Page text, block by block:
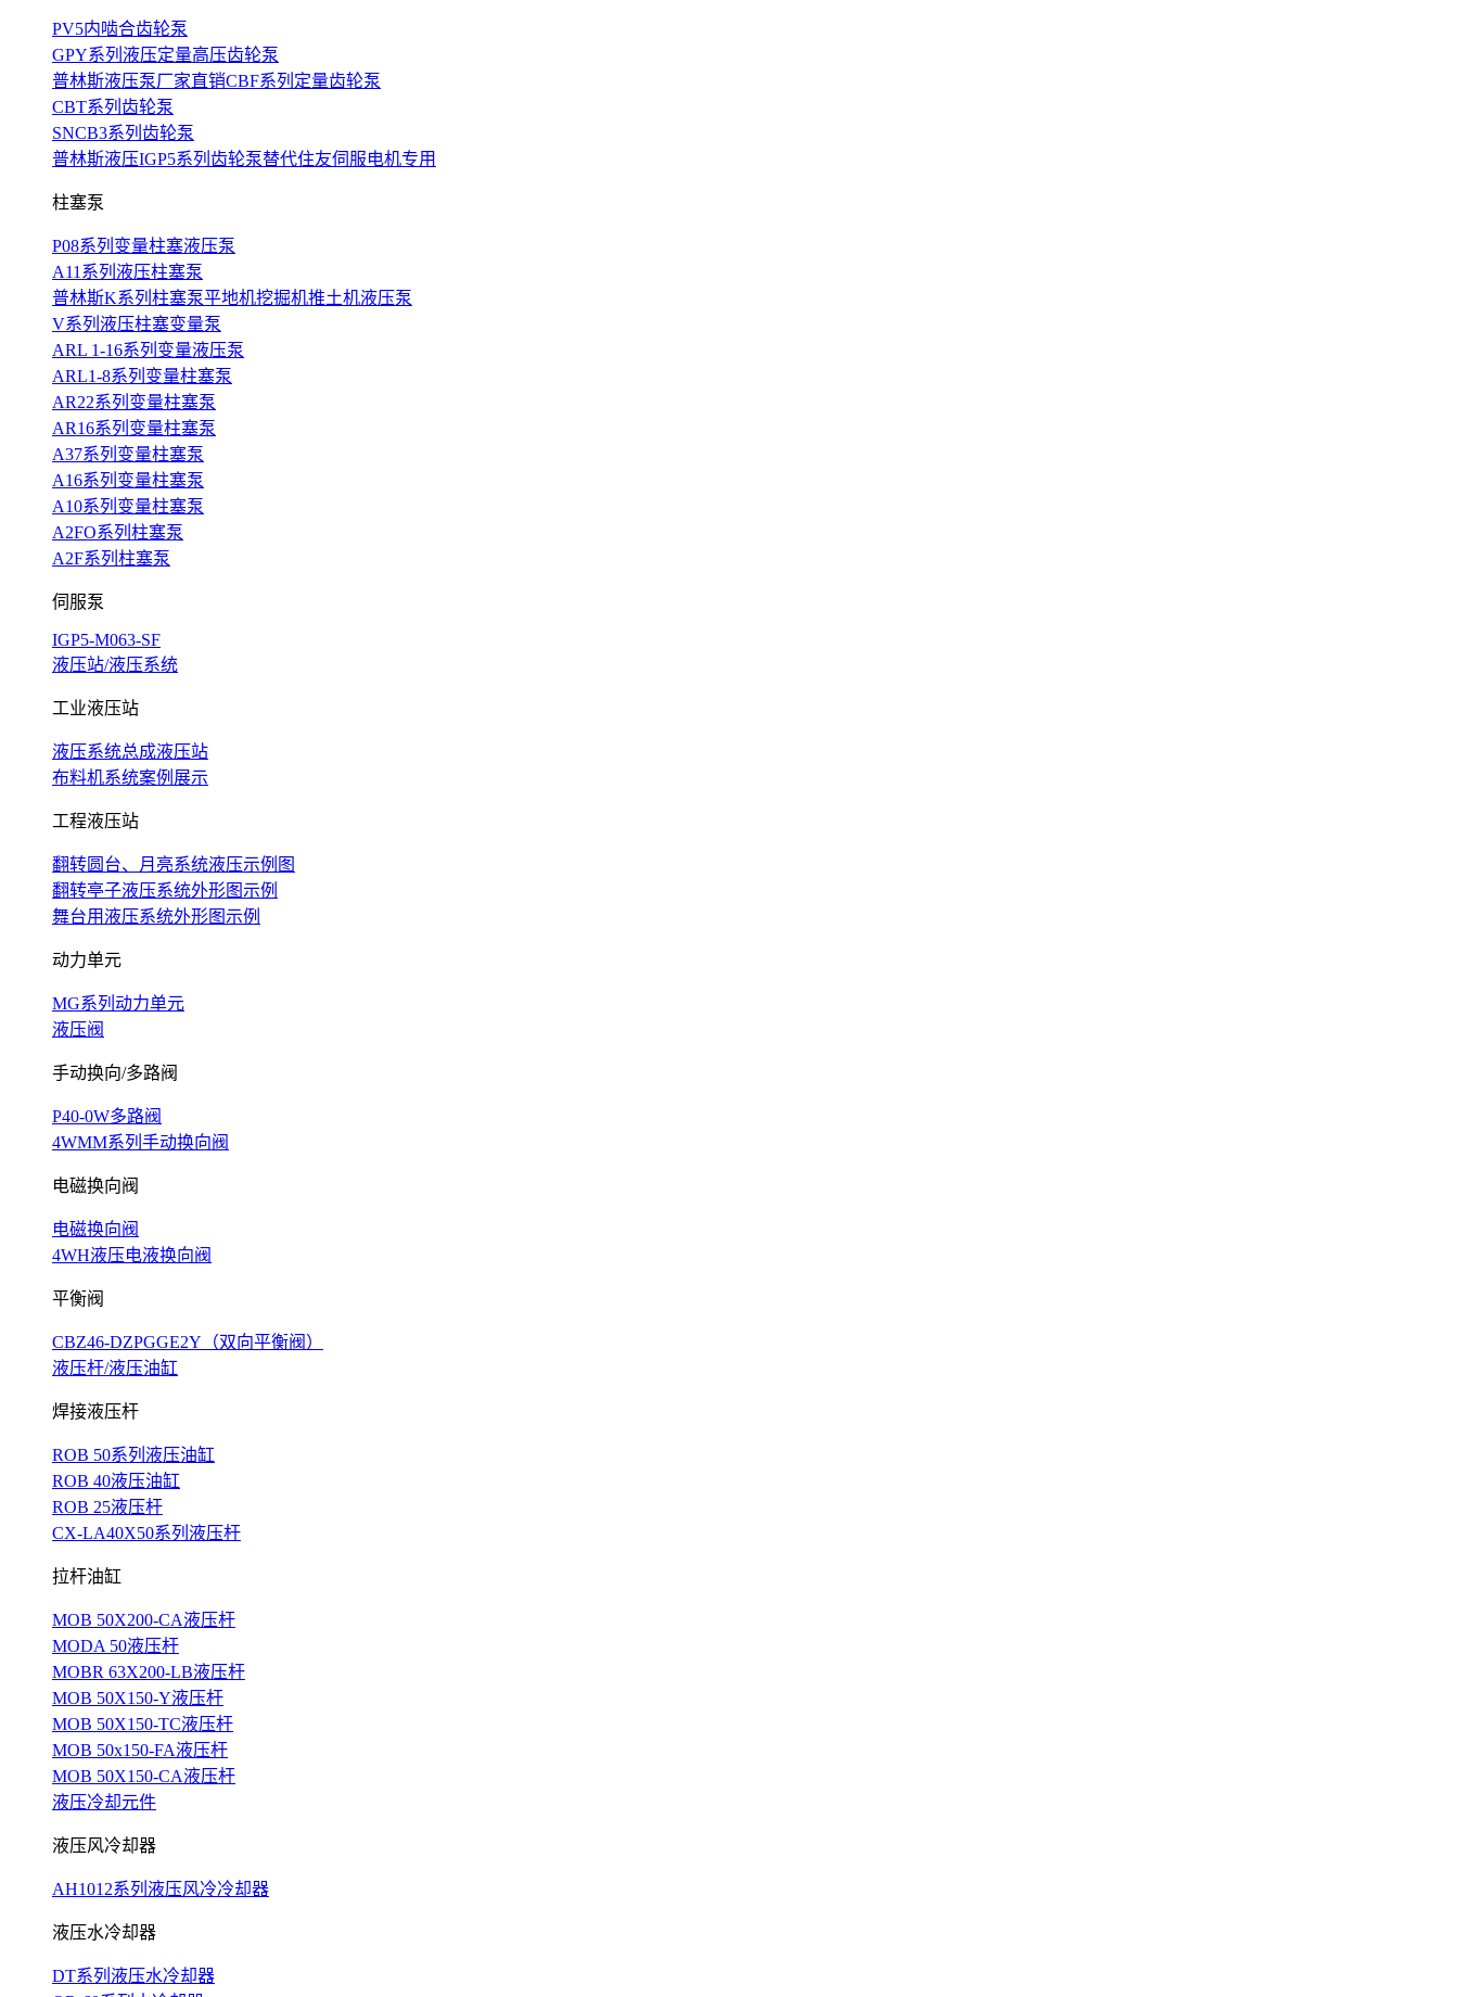
PV5内啮合齿轮泵
GPY系列液压定量高压齿轮泵
普林斯液压泵厂家直销CBF系列定量齿轮泵
CBT系列齿轮泵
SNCB3系列齿轮泵
普林斯液压IGP5系列齿轮泵替代住友伺服电机专用
柱塞泵
P08系列变量柱塞液压泵
A11系列液压柱塞泵
普林斯K系列柱塞泵平地机挖掘机推土机液压泵
V系列液压柱塞变量泵
ARL 1-16系列变量液压泵
ARL1-8系列变量柱塞泵
AR22系列变量柱塞泵
AR16系列变量柱塞泵
A37系列变量柱塞泵
A16系列变量柱塞泵
A10系列变量柱塞泵
A2FO系列柱塞泵
A2F系列柱塞泵
伺服泵
IGP5-M063-SF
液压站/液压系统
工业液压站
液压系统总成液压站
布料机系统案例展示
工程液压站
翻转圆台、月亮系统液压示例图
翻转亭子液压系统外形图示例
舞台用液压系统外形图示例
动力单元
MG系列动力单元
液压阀
手动换向/多路阀
P40-0W多路阀
4WMM系列手动换向阀
电磁换向阀
电磁换向阀
4WH液压电液换向阀
平衡阀
CBZ46-DZPGGE2Y（双向平衡阀）
液压杆/液压油缸
焊接液压杆
ROB 50系列液压油缸
ROB 40液压油缸
ROB 25液压杆
CX-LA40X50系列液压杆
拉杆油缸
MOB 50X200-CA液压杆
MODA 50液压杆
MOBR 63X200-LB液压杆
MOB 50X150-Y液压杆
MOB 50X150-TC液压杆
MOB 50x150-FA液压杆
MOB 50X150-CA液压杆
液压冷却元件
液压风冷却器
AH1012系列液压风冷冷却器
液压水冷却器
DT系列液压水冷却器